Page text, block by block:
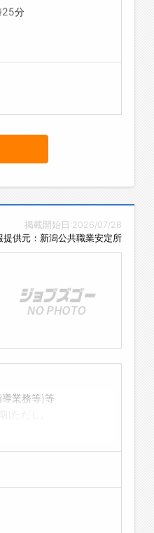
25分
掲載開始日:2026/07/28
提供元：新潟公共職業安定所
業務等)等
。
よる免許
)を受けた
がある者を